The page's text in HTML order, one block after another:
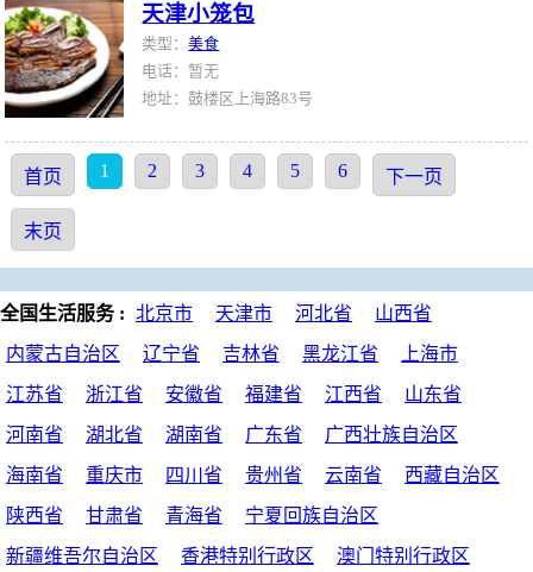
天津小笼包
类型：美食
电话：暂无
地址：鼓楼区上海路83号
首页 1 2 3 4 5 6 下一页
末页
全国生活服务 : 北京市 天津市 河北省
山西省
内蒙古自治区
辽宁省 吉林省 黑龙江省
上海市
江苏省
浙江省 安徽省 福建省 江西省
山东省
河南省
湖北省 湖南省 广东省
广西壮族自治区
海南省
重庆市 四川省 贵州省 云南省
西藏自治区
陕西省
甘肃省 青海省
宁夏回族自治区
新疆维吾尔自治区
香港特别行政区
澳门特别行政区